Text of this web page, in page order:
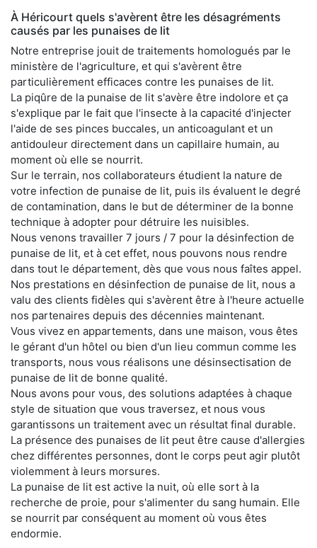
À Héricourt quels s'avèrent être les désagréments
causés par les punaises de lit
Notre entreprise jouit de traitements homologués par le
ministère de l'agriculture, et qui s'avèrent être
particulièrement efficaces contre les punaises de lit.
La piqûre de la punaise de lit s'avère être indolore et ça
s'explique par le fait que l'insecte à la capacité d'injecter
l'aide de ses pinces buccales, un anticoagulant et un
antidouleur directement dans un capillaire humain, au
moment où elle se nourrit.
Sur le terrain, nos collaborateurs étudient la nature de
votre infection de punaise de lit, puis ils évaluent le degré
de contamination, dans le but de déterminer de la bonne
technique à adopter pour détruire les nuisibles.
Nous venons travailler 7 jours / 7 pour la désinfection de
punaise de lit, et à cet effet, nous pouvons nous rendre
dans tout le département, dès que vous nous faîtes appel.
Nos prestations en désinfection de punaise de lit, nous a
valu des clients fidèles qui s'avèrent être à l'heure actuelle
nos partenaires depuis des décennies maintenant.
Vous vivez en appartements, dans une maison, vous êtes
le gérant d'un hôtel ou bien d'un lieu commun comme les
transports, nous vous réalisons une désinsectisation de
punaise de lit de bonne qualité.
Nous avons pour vous, des solutions adaptées à chaque
style de situation que vous traversez, et nous vous
garantissons un traitement avec un résultat final durable.
La présence des punaises de lit peut être cause d'allergies
chez différentes personnes, dont le corps peut agir plutôt
violemment à leurs morsures.
La punaise de lit est active la nuit, où elle sort à la
recherche de proie, pour s'alimenter du sang humain. Elle
se nourrit par conséquent au moment où vous êtes
endormie.